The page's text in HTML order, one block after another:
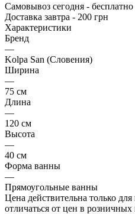
Самовывоз сегодня - бесплатно
Доставка завтра - 200 грн
Характеристики
Бренд
—
Kolpa San (Словения)
Ширина
—
75 см
Длина
—
120 см
Высота
—
40 см
Форма ванны
—
Прямоугольные ванны
Цена действительна только
отличаться от цен в розничных